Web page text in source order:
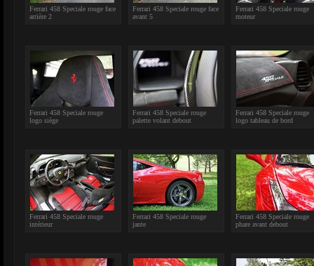
Ferrari 458 Speciale rouge face
arrière 2
Ferrari 458 Speciale rouge face
avant 5
Ferrari 458 Speciale rouge
moteur
Ferrari 458 Speciale rouge
logo siège
Ferrari 458 Speciale rouge
palette volant debout
Ferrari 458 Speciale rouge
logo tableau de bord
Ferrari 458 Speciale rouge
intérieur
Ferrari 458 Speciale rouge
jante
Ferrari 458 Speciale rouge
phare avant debout